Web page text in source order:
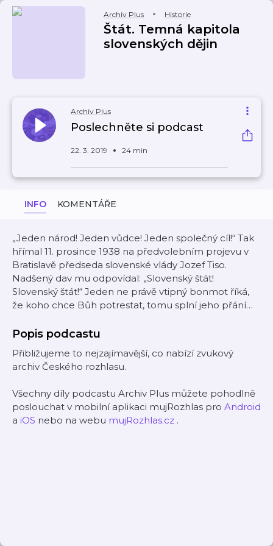
Archiv Plus Historie
Štát. Temná kapitola
slovenských dějin
Archiv Plus
Poslechněte si podcast
22. 3. 2019 24 min
INFO KOMENTÁŘE
„Jeden národ! Jeden vůdce! Jeden společný cíl!“ Tak
hřímal 11. prosince 1938 na předvolebním projevu v
Bratislavě předseda slovenské vlády Jozef Tiso.
Nadšený dav mu odpovídal: „Slovenský štát!
Slovenský štát!“ Jeden ne právě vtipný bonmot říká,
že koho chce Bůh potrestat, tomu splní jeho přání…
Popis podcastu
Přibližujeme to nejzajímavější, co nabízí zvukový
archiv Českého rozhlasu.
Všechny díly podcastu Archiv Plus můžete pohodlně
poslouchat v mobilní aplikaci mujRozhlas pro Android
a iOS nebo na webu mujRozhlas.cz .